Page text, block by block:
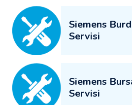
Siemens
Servisi
Siemens
Servisi